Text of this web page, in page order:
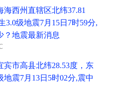
西州直辖区北纬37.81
3.0级地震7月15日7时59分,
？地震最新消息
宾市高县北纬28.53度，东
地震7月13日5时02分,震中